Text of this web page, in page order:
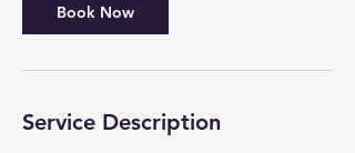
Book Now
Service Description